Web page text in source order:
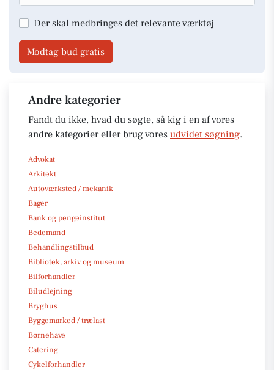
Der skal medbringes det relevante værktøj
Modtag bud gratis
Andre kategorier
Fandt du ikke, hvad du søgte, så kig i en af vores
andre kategorier eller brug vores udvidet søgning.
Advokat
Arkitekt
Autoværksted / mekanik
Bager
Bank og pengeinstitut
Bedemand
Behandlingstilbud
Bibliotek, arkiv og museum
Bilforhandler
Biludlejning
Bryghus
Byggemarked / trælast
Børnehave
Catering
Cykelforhandler